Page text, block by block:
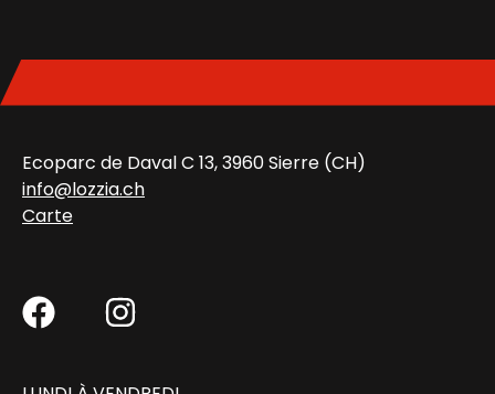
Ecoparc de Daval C 13, 3960 Sierre (CH)
info@lozzia.ch
Carte